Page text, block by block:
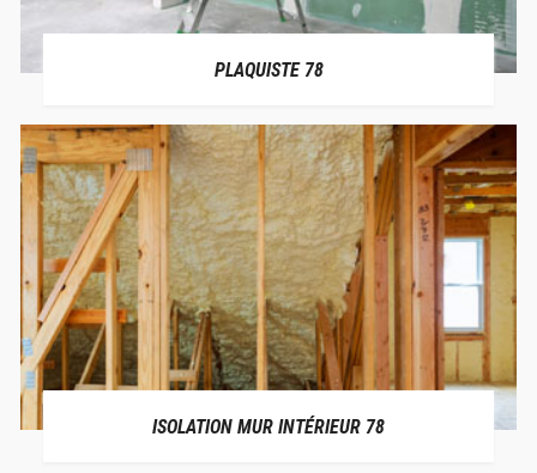
PLAQUISTE 78
ISOLATION MUR INTÉRIEUR 78